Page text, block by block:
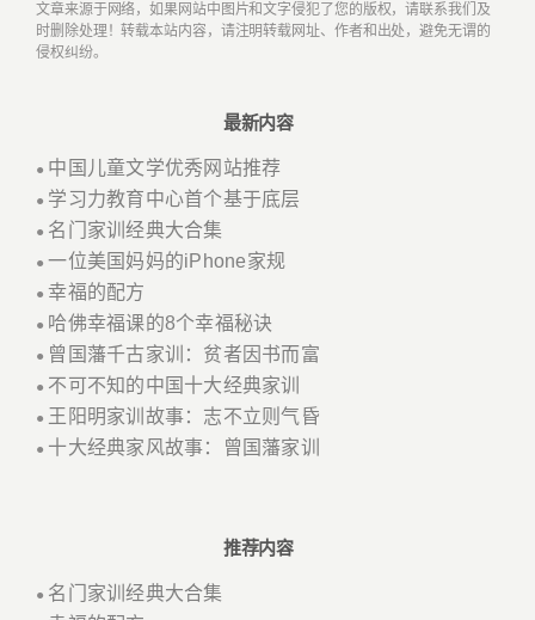
文章来源于网络，如果网站中图片和文字侵犯了您的版权，请联系我们及
时删除处理！转载本站内容，请注明转载网址、作者和出处，避免无谓的
侵权纠纷。
最新内容
● 中国儿童文学优秀网站推荐
● 学习力教育中心首个基于底层
● 名门家训经典大合集
●一位美国妈妈的iPhone家规
●幸福的配方
● 哈佛幸福课的8个幸福秘诀
● 曾国藩千古家训：贫者因书而富
● 不可不知的中国十大经典家训
● 王阳明家训故事：志不立则气昏
● 十大经典家风故事：曾国藩家训
推荐内容
● 名门家训经典大合集